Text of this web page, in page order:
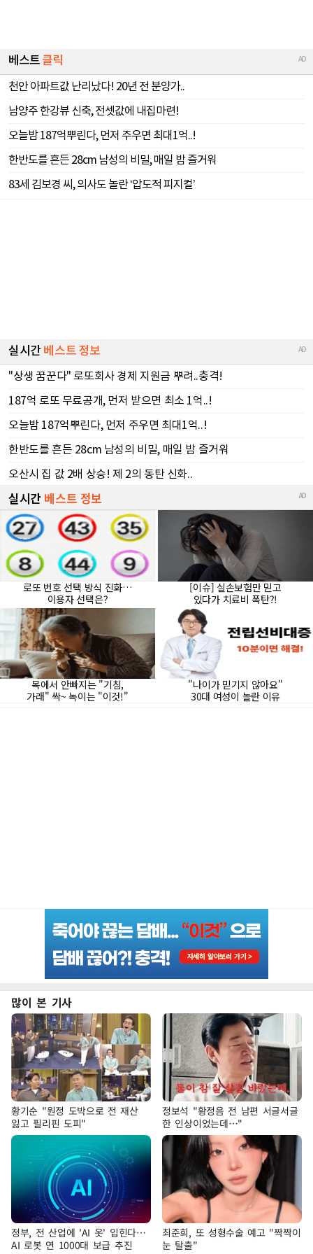
많이 본 기사
황기순 "원정 도박으로 전 재산
잃고 필리핀 도피"
정보석 "황정음 전 남편 서글서글
한 인상이었는데…"
정부, 전 산업에 'AI 옷' 입힌다…
AI 로봇 연 1000대 보급 추진
최준희, 또 성형수술 예고 "짝짝이
눈 탈출"